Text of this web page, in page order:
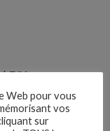
F/H
Web pour vous
vos
sur